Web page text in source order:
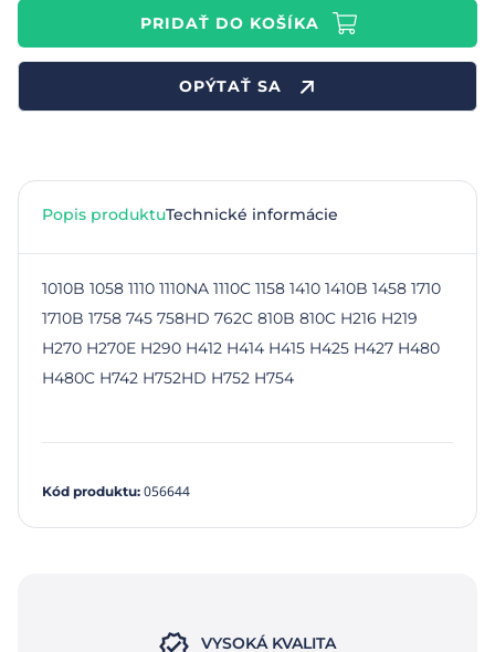
PRIDAŤ DO KOŠÍKA
OPÝTAŤ SA
Popis produktuTechnické informácie
1010B 1058 1110 1110NA 1110C 1158 1410 1410B 1458 1710
1710B 1758 745 758HD 762C 810B 810C H216 H219
H270 H270E H290 H412 H414 H415 H425 H427 H480
H480C H742 H752HD H752 H754
Kód produktu: 056644
VYSOKÁ KVALITA